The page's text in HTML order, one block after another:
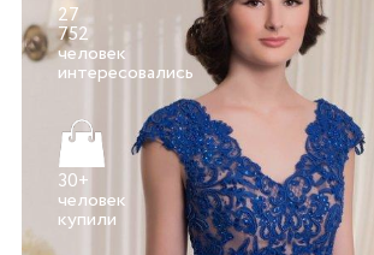
27
752
человек
30+
человек